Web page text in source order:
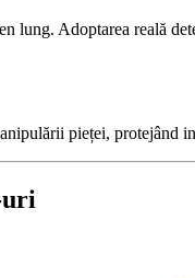
lung. Adoptarea reală
pieței, protejând